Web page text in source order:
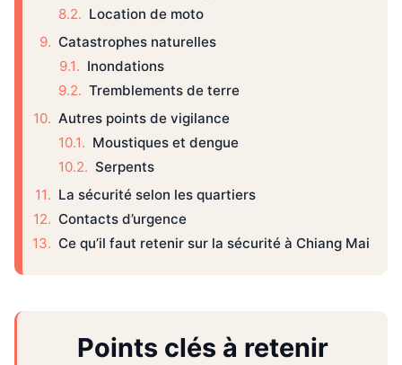
Location de moto
Catastrophes naturelles
Inondations
Tremblements de terre
Autres points de vigilance
Moustiques et dengue
Serpents
La sécurité selon les quartiers
Contacts d’urgence
Ce qu’il faut retenir sur la sécurité à Chiang Mai
Points clés à retenir